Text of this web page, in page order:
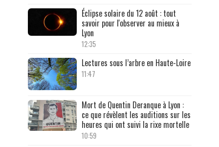
Éclipse solaire du 12 août : tout
savoir pour l'observer au mieux à
Lyon
12:35
Lectures sous l’arbre en Haute-Loire
11:47
Mort de Quentin Deranque à Lyon :
ce que révèlent les auditions sur les
heures qui ont suivi la rixe mortelle
10:59